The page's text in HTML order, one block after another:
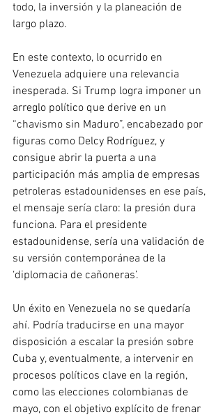
todo, la inversión y la planeación de
largo plazo.
En este contexto, lo ocurrido en
Venezuela adquiere una relevancia
inesperada. Si Trump logra imponer un
arreglo político que derive en un
“chavismo sin Maduro”, encabezado por
figuras como Delcy Rodríguez, y
consigue abrir la puerta a una
participación más amplia de empresas
petroleras estadounidenses en ese país,
el mensaje sería claro: la presión dura
funciona. Para el presidente
estadounidense, sería una validación de
su versión contemporánea de la
‘diplomacia de cañoneras’.
Un éxito en Venezuela no se quedaría
ahí. Podría traducirse en una mayor
disposición a escalar la presión sobre
Cuba y, eventualmente, a intervenir en
procesos políticos clave en la región,
como las elecciones colombianas de
mayo, con el objetivo explícito de frenar